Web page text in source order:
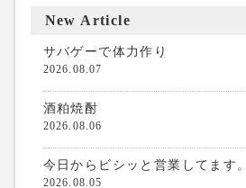
New Article
サバゲーで体力作り
2026.08.07
酒粕焼酎
2026.08.06
今日からビシッと営業してます。
2026.08.05